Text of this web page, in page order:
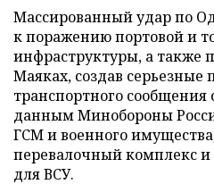
Массированный удар по
к поражению портовой и
инфраструктуры, а также
Маяках, создав серьезные
транспортного сообщения
данным Минобороны
ГСМ и военного
перевалочный комплекс
для ВСУ.